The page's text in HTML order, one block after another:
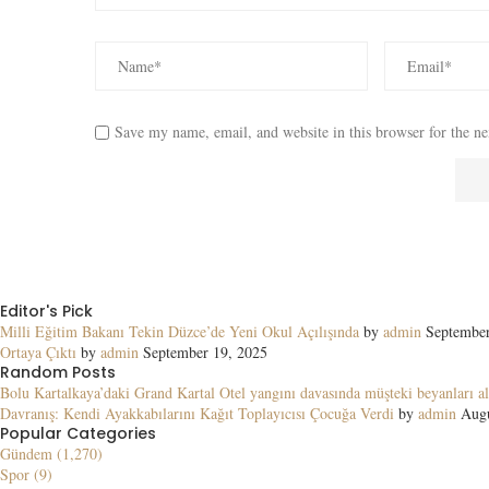
Save my name, email, and website in this browser for the
Editor's Pick
Milli Eğitim Bakanı Tekin Düzce’de Yeni Okul Açılışında by admin
Ortaya Çıktı by admin September 19, 2025
Random Posts
Bolu Kartalkaya’daki Grand Kartal Otel yangını davasında müşteki beyanları
Davranış: Kendi Ayakkabılarını Kağıt Toplayıcısı Çocuğa Verdi by admin
Popular Categories
Gündem (1,270)
Spor (9)